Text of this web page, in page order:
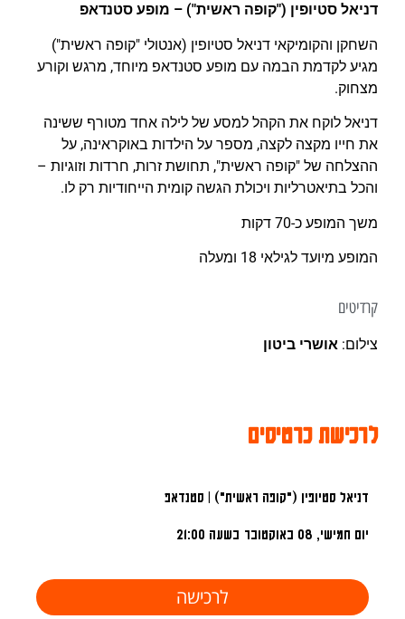
דניאל סטיופין ("קופה ראשית") – מופע סטנדאפ
השחקן והקומיקאי דניאל סטיופין (אנטולי "קופה ראשית")
מגיע לקדמת הבמה עם מופע סטנדאפ מיוחד, מרגש וקורע
מצחוק.
דניאל לוקח את הקהל למסע של לילה אחד מטורף ששינה
את חייו מקצה לקצה, מספר על הילדות באוקראינה, על
ההצלחה של "קופה ראשית", תחושת זרות, חרדות וזוגיות –
והכל בתיאטרליות ויכולת הגשה קומית הייחודיות רק לו.
משך המופע כ-70 דקות
המופע מיועד לגילאי 18 ומעלה
קרדיטים
צילום: אושרי ביטון
לרכישת כרטיסים
דניאל סטיופין ("קופה ראשית") | סטנדאפ
יום חמישי, 08 באוקטובר בשעה 21:00
לרכישה